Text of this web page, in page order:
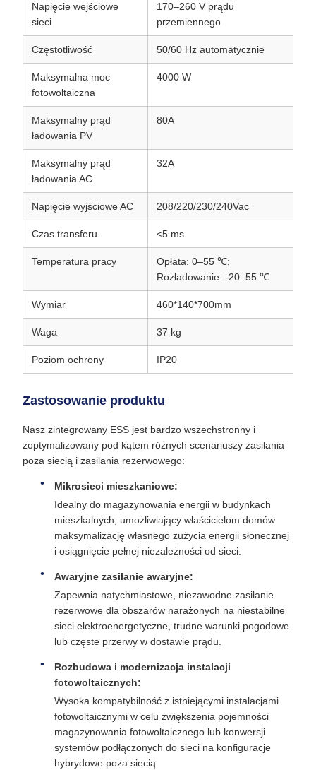
Napięcie wejściowe
sieci
170–260 V prądu
przemiennego
Częstotliwość 50/60 Hz automatycznie
Maksymalna moc
fotowoltaiczna
4000 W
Maksymalny prąd
ładowania PV
80A
Maksymalny prąd
ładowania AC
32A
Napięcie wyjściowe AC 208/220/230/240Vac
Czas transferu <5 ms
Temperatura pracy
Opłata: 0–55 ℃;
Rozładowanie: -20–55 ℃
Wymiar 460*140*700mm
Waga 37 kg
Poziom ochrony IP20
Zastosowanie produktu
Nasz zintegrowany ESS jest bardzo wszechstronny i
zoptymalizowany pod kątem różnych scenariuszy zasilania
poza siecią i zasilania rezerwowego:
Mikrosieci mieszkaniowe:
Idealny do magazynowania energii w budynkach
mieszkalnych, umożliwiający właścicielom domów
maksymalizację własnego zużycia energii słonecznej
i osiągnięcie pełnej niezależności od sieci.
Awaryjne zasilanie awaryjne:
Zapewnia natychmiastowe, niezawodne zasilanie
rezerwowe dla obszarów narażonych na niestabilne
sieci elektroenergetyczne, trudne warunki pogodowe
lub częste przerwy w dostawie prądu.
Rozbudowa i modernizacja instalacji
fotowoltaicznych:
Wysoka kompatybilność z istniejącymi instalacjami
fotowoltaicznymi w celu zwiększenia pojemności
magazynowania fotowoltaicznego lub konwersji
systemów podłączonych do sieci na konfiguracje
hybrydowe poza siecią.